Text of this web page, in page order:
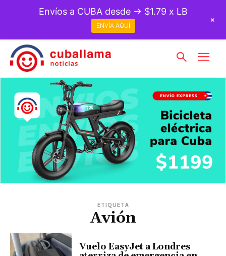
ETIQUETA
Avión
Vuelo EasyJet a Londres
Envíos a CUBA desde → $1.79 x LB
ENVÍA AQUÍ
+